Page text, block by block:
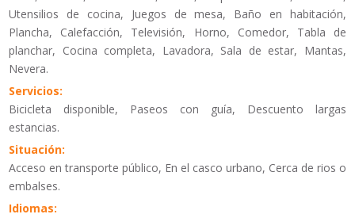
Utensilios de cocina, Juegos de mesa, Baño en habitación,
Plancha, Calefacción, Televisión, Horno, Comedor, Tabla de
planchar, Cocina completa, Lavadora, Sala de estar, Mantas,
Nevera.
Servicios:
Bicicleta disponible, Paseos con guía, Descuento largas
estancias.
Situación:
Acceso en transporte público, En el casco urbano, Cerca de rios o
embalses.
Idiomas: